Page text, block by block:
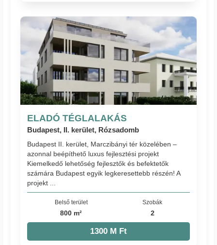
ELADÓ TÉGLALAKÁS
Budapest, II. kerület, Rózsadomb
Budapest II. kerület, Marczibányi tér közelében –
azonnal beépíthető luxus fejlesztési projekt
Kiemelkedő lehetőség fejlesztők és befektetők
számára Budapest egyik legkeresettebb részén! A
projekt ...
Belső terület
800 m²
Szobák
2
1300 M Ft